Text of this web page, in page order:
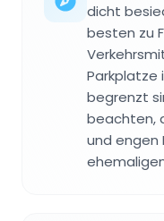
dicht
besten zu
Parkplatze
begrenzt
beachten,
und engen